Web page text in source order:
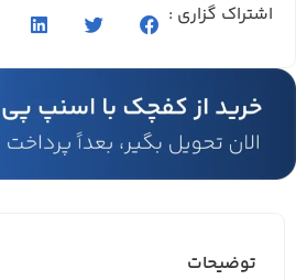
اشتراک گزاری :
توضیحات